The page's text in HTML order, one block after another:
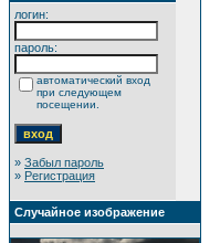
логин:
пароль:
автоматический вход
при следующем
посещении.
» Забыл пароль
» Регистрация
Случайное изображение